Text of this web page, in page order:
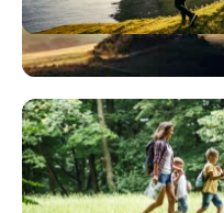
Types de voyage
Voyage en groupe